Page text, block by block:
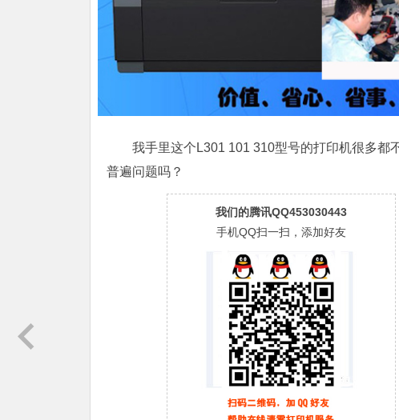
我手里这个L301 101 310型号的打印机很多都
普遍问题吗？
我们的腾讯QQ453030443
手机QQ扫一扫，添加好友